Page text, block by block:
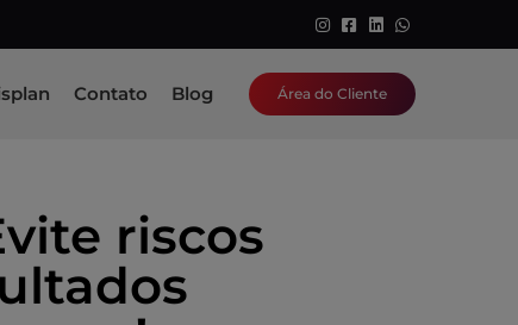
Contato Blog Área do Cliente
riscos